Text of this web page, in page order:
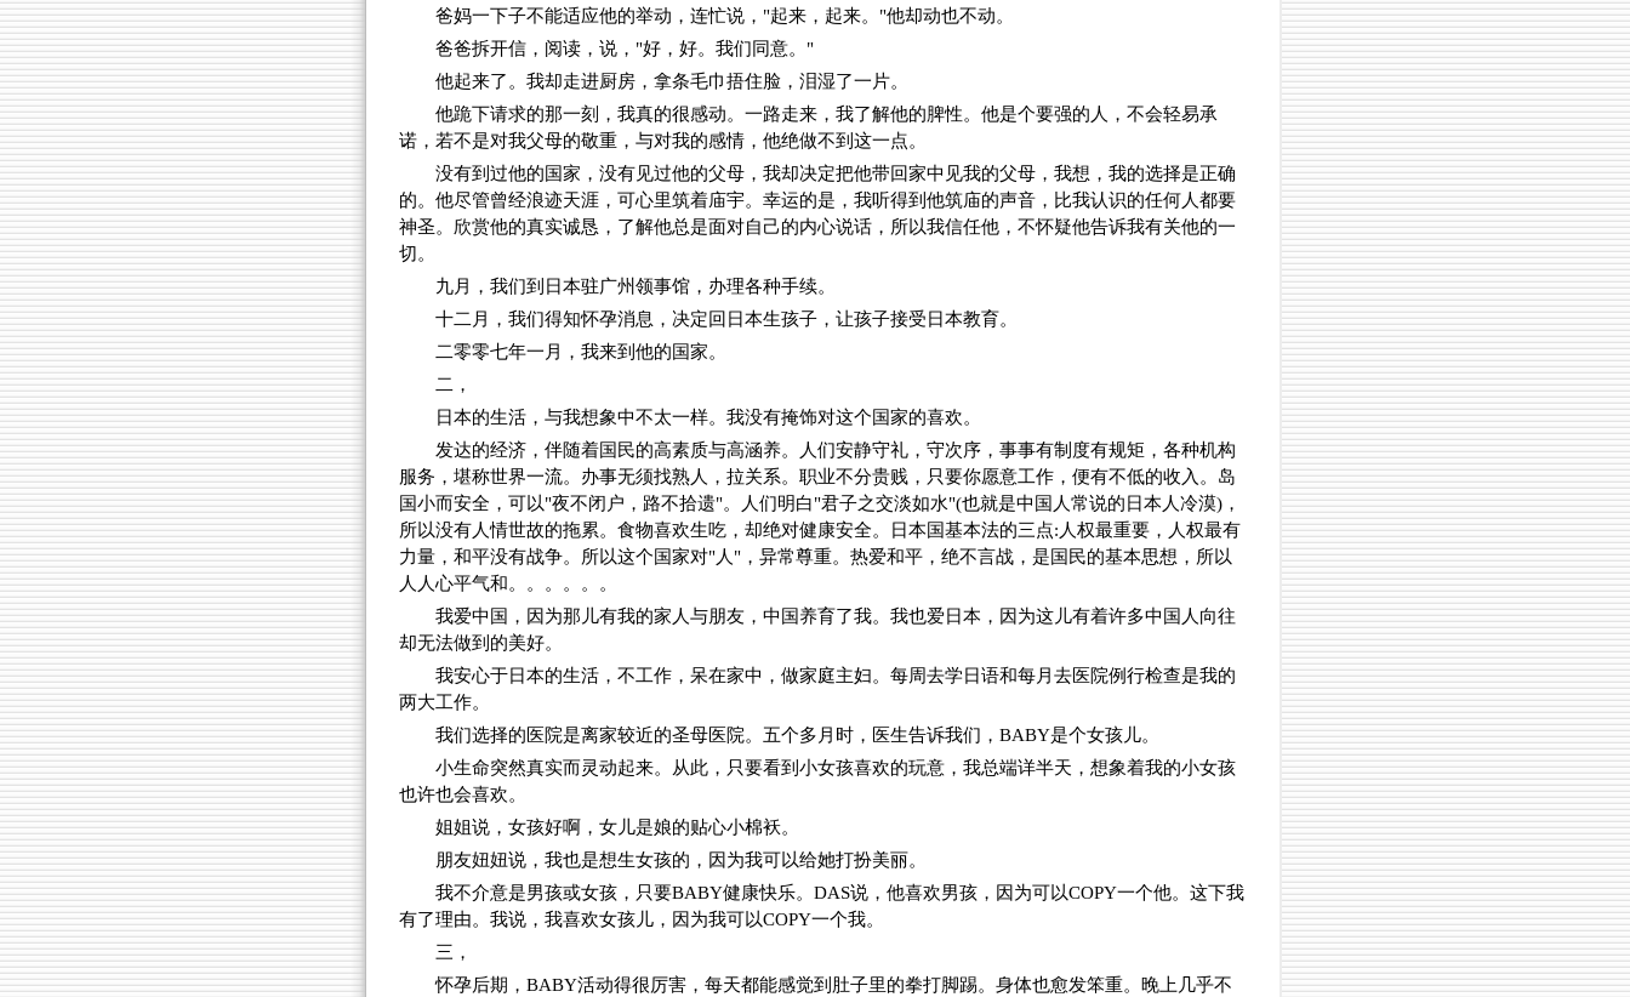
爸妈一下子不能适应他的举动，连忙说，"起来，起来。"他却动也不动。
爸爸拆开信，阅读，说，"好，好。我们同意。"
他起来了。我却走进厨房，拿条毛巾捂住脸，泪湿了一片。
他跪下请求的那一刻，我真的很感动。一路走来，我了解他的脾性。他是个要强的人，不会轻易承
诺，若不是对我父母的敬重，与对我的感情，他绝做不到这一点。
没有到过他的国家，没有见过他的父母，我却决定把他带回家中见我的父母，我想，我的选择是正确
的。他尽管曾经浪迹天涯，可心里筑着庙宇。幸运的是，我听得到他筑庙的声音，比我认识的任何人都要
神圣。欣赏他的真实诚恳，了解他总是面对自己的内心说话，所以我信任他，不怀疑他告诉我有关他的一
切。
九月，我们到日本驻广州领事馆，办理各种手续。
十二月，我们得知怀孕消息，决定回日本生孩子，让孩子接受日本教育。
二零零七年一月，我来到他的国家。
二，
日本的生活，与我想象中不太一样。我没有掩饰对这个国家的喜欢。
发达的经济，伴随着国民的高素质与高涵养。人们安静守礼，守次序，事事有制度有规矩，各种机构
服务，堪称世界一流。办事无须找熟人，拉关系。职业不分贵贱，只要你愿意工作，便有不低的收入。岛
国小而安全，可以"夜不闭户，路不拾遗"。人们明白"君子之交淡如水"(也就是中国人常说的日本人冷漠)，
所以没有人情世故的拖累。食物喜欢生吃，却绝对健康安全。日本国基本法的三点:人权最重要，人权最有
力量，和平没有战争。所以这个国家对"人"，异常尊重。热爱和平，绝不言战，是国民的基本思想，所以
人人心平气和。。。。。。
我爱中国，因为那儿有我的家人与朋友，中国养育了我。我也爱日本，因为这儿有着许多中国人向往
却无法做到的美好。
我安心于日本的生活，不工作，呆在家中，做家庭主妇。每周去学日语和每月去医院例行检查是我的
两大工作。
我们选择的医院是离家较近的圣母医院。五个多月时，医生告诉我们，BABY是个女孩儿。
小生命突然真实而灵动起来。从此，只要看到小女孩喜欢的玩意，我总端详半天，想象着我的小女孩
也许也会喜欢。
姐姐说，女孩好啊，女儿是娘的贴心小棉袄。
朋友妞妞说，我也是想生女孩的，因为我可以给她打扮美丽。
我不介意是男孩或女孩，只要BABY健康快乐。DAS说，他喜欢男孩，因为可以COPY一个他。这下我
有了理由。我说，我喜欢女孩儿，因为我可以COPY一个我。
三，
怀孕后期，BABY活动得很厉害，每天都能感觉到肚子里的拳打脚踢。身体也愈发笨重。晚上几乎不